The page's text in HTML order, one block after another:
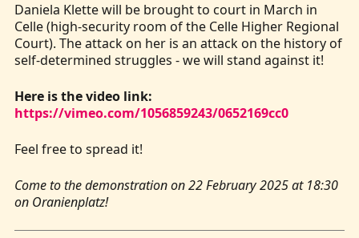
Daniela Klette will be brought to court in March in
Celle (high-security room of the Celle Higher Regional
Court). The attack on her is an attack on the history of
self-determined struggles - we will stand against it!
Here is the video link:
https://vimeo.com/1056859243/0652169cc0
Feel free to spread it!
Come to the demonstration on 22 February 2025 at 18:30
on Oranienplatz!